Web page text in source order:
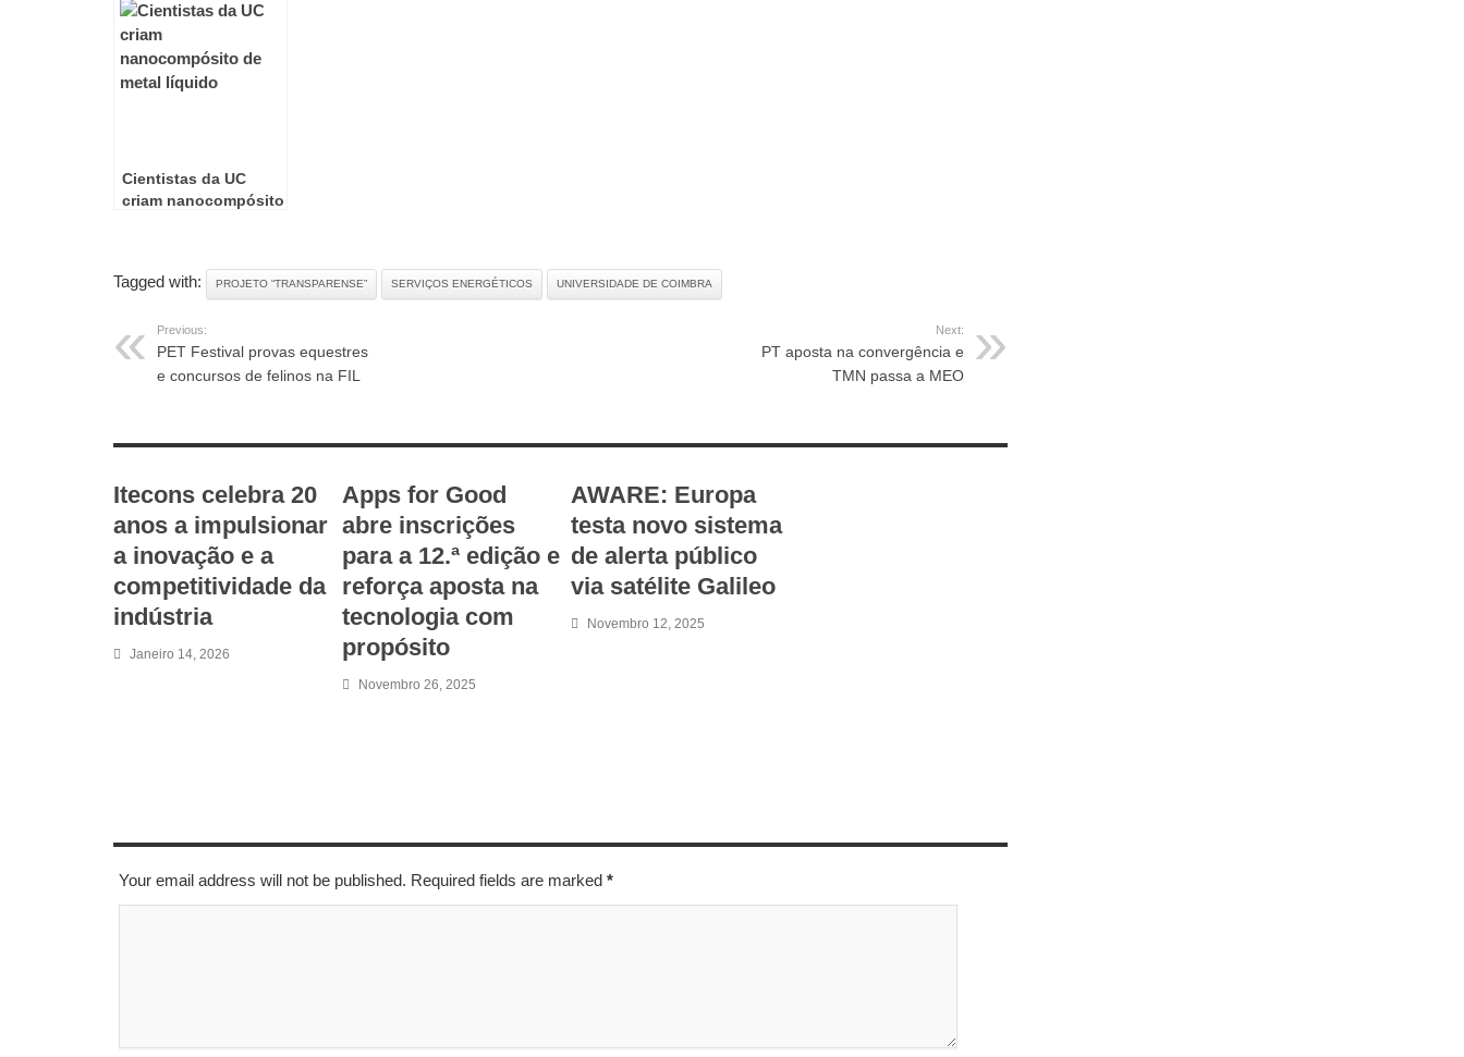
urbanas!
Cientistas da UC
criam nanocompósito
Tagged with: PROJETO “TRANSPARENSE” SERVIÇOS ENERGÉTICOS UNIVERSIDADE DE COIMBRA
Previous:
PET Festival provas equestres
e concursos de felinos na FIL
Next:
PT aposta na convergência e
TMN passa a MEO
Itecons celebra 20
anos a impulsionar
a inovação e a
competitividade da
indústria
Janeiro 14, 2026
Apps for Good
abre inscrições
para a 12.ª edição e
reforça aposta na
tecnologia com
propósito
Novembro 26, 2025
AWARE: Europa
testa novo sistema
de alerta público
via satélite Galileo
Novembro 12, 2025
Your email address will not be published. Required fields are marked *